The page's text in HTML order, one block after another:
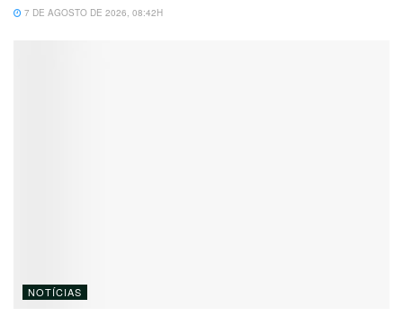
7 DE AGOSTO DE 2026, 08:42H
NOTÍCIAS